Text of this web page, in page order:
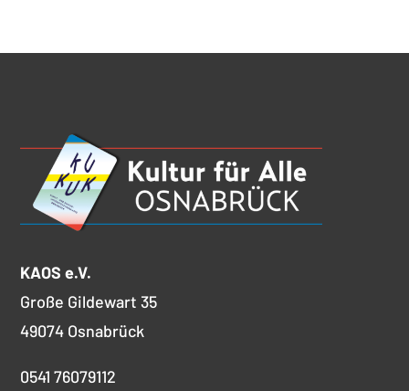
KAOS e.V.
Große Gildewart 35
49074 Osnabrück
0541 76079112